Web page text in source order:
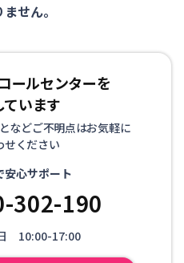
せん。
ールセンターを
ています
などご不明点はお気軽に
せください
安心サポート
302-190
10:00-17:00